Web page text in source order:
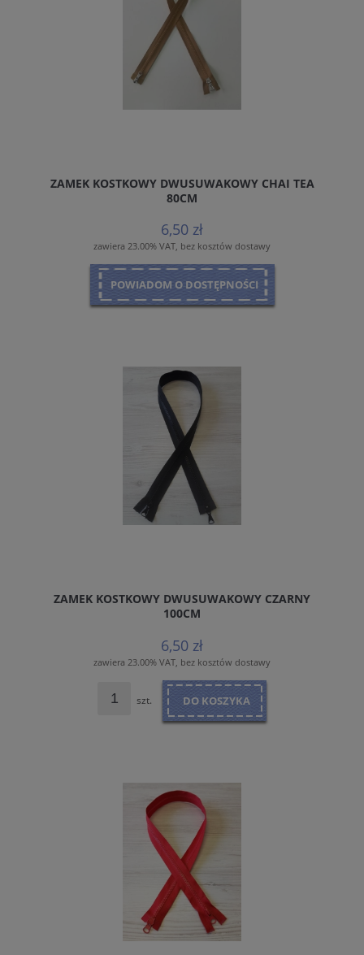
ZAMEK KOSTKOWY DWUSUWAKOWY CHAI TEA
80CM
6,50 zł
zawiera 23.00% VAT, bez kosztów dostawy
POWIADOM O DOSTĘPNOŚCI
ZAMEK KOSTKOWY DWUSUWAKOWY CZARNY
100CM
6,50 zł
zawiera 23.00% VAT, bez kosztów dostawy
szt. DO KOSZYKA